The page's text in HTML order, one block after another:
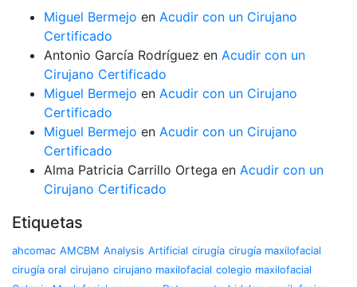
Miguel Bermejo en Acudir con un Cirujano
Certificado
Antonio García Rodríguez en Acudir con un
Cirujano Certificado
Miguel Bermejo en Acudir con un Cirujano
Certificado
Miguel Bermejo en Acudir con un Cirujano
Certificado
Alma Patricia Carrillo Ortega en Acudir con un
Cirujano Certificado
Etiquetas
ahcomac AMCBM Analysis Artificial cirugía cirugía maxilofacial
cirugía oral cirujano cirujano maxilofacial colegio maxilofacial